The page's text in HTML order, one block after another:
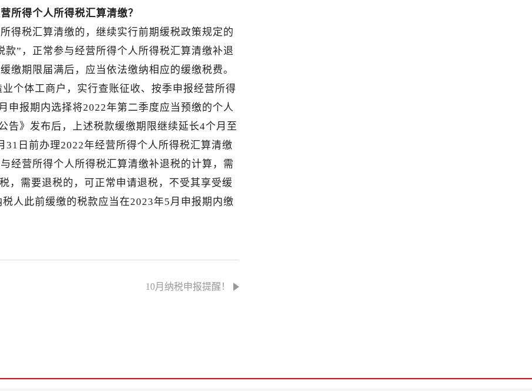
所得个人所得税汇算清缴？
税汇算清缴的，继续实行前期缓税政策规定的
”，正常参与经营所得个人所得税汇算清缴补退
缴期限届满后，应当依法缴纳相应的缓缴税费。
个体工商户，实行查账征收、按季申报经营所得
申报期内选择将2022年第二季度应当预缴的个人
告》发布后，上述税款缓缴期限继续延长4个月至
日前办理2022年经营所得个人所得税汇算清缴
经营所得个人所得税汇算清缴补退税的计算，需
，需要退税的，可正常申请退税，不受其享受缓
人此前缓缴的税款应当在2023年5月申报期内缴
10月纳税申报提醒！